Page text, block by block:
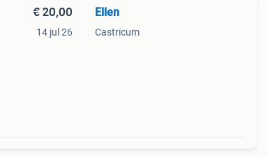
€ 20,00
14 jul 26
Ellen
Castricum